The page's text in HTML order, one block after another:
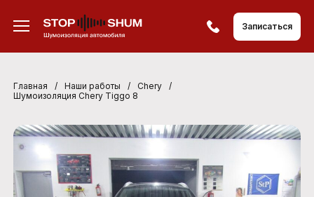
Записаться
Главная / Наши работы / Chery
/
Шумоизоляция Chery Tiggo 8